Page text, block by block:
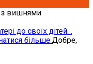
з вишнями
до своїх дітей…
більше.Добре,